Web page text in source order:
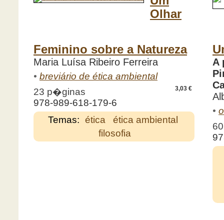
Olhar
Feminino sobre a Natureza
Maria Luísa Ribeiro Ferreira
• breviário de ética ambiental
3,03 €
23 p�ginas
978-989-618-179-6
Temas: ética
ética ambiental
filosofia
A
•